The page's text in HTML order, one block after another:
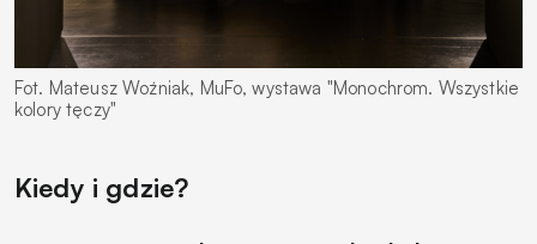
Fot. Mateusz Woźniak, MuFo, wystawa "Monochrom. Wszystkie
kolory tęczy"
Kiedy i gdzie?